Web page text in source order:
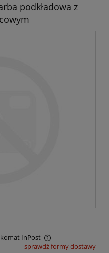
podkładowa z
InPost
kosztów płatności
sprawdź formy dostawy